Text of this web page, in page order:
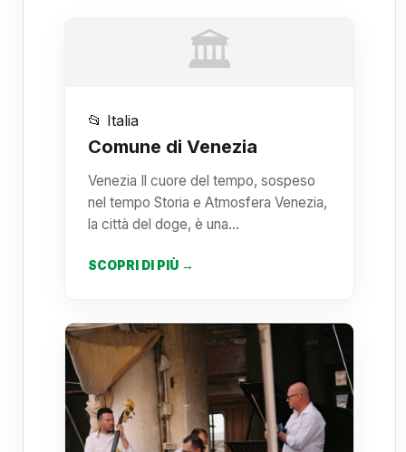
🏛️
📂 Italia
Comune di Venezia
Venezia Il cuore del tempo, sospeso
nel tempo Storia e Atmosfera Venezia,
la città del doge, è una…
SCOPRI DI PIÙ →